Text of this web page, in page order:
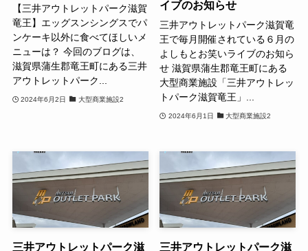
【三井アウトレットパーク滋賀
竜王】エッグスンシングスでパ
ンケーキ以外に食べてほしいメ
ニューは？ 今回のブログは、
滋賀県蒲生郡竜王町にある三井
アウトレットパーク...
2024年6月2日 大型商業施設2
イブのお知らせ
三井アウトレットパーク滋賀竜
王で毎月開催されている６月の
よしもとお笑いライブのお知ら
せ 滋賀県蒲生郡竜王町にある
大型商業施設「三井アウトレッ
トパーク滋賀竜王」...
2024年6月1日 大型商業施設2
三井アウトレットパーク滋 三井アウトレットパーク滋